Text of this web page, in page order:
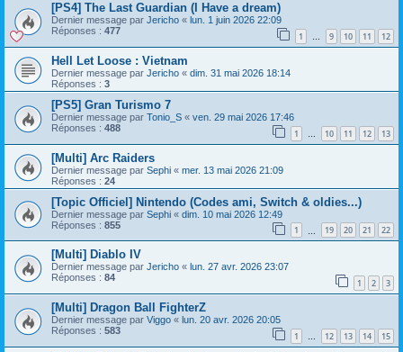
[PS4] The Last Guardian (I Have a dream)
Dernier message par Jericho « lun. 1 juin 2026 22:09
Réponses : 477 1 … 9 10 11 12
Hell Let Loose : Vietnam
Dernier message par Jericho « dim. 31 mai 2026 18:14
Réponses : 3
[PS5] Gran Turismo 7
Dernier message par Tonio_S « ven. 29 mai 2026 17:46
Réponses : 488 1 … 10 11 12 13
[Multi] Arc Raiders
Dernier message par Sephi « mer. 13 mai 2026 21:09
Réponses : 24
[Topic Officiel] Nintendo (Codes ami, Switch & oldies...)
Dernier message par Sephi « dim. 10 mai 2026 12:49
Réponses : 855 1 19 20 21 22
[Multi] Diablo IV
Dernier message par Jericho « lun. 27 avr. 2026 23:07
Réponses : 84 1 2 3
[Multi] Dragon Ball FighterZ
Dernier message par Viggo « lun. 20 avr. 2026 20:05
Réponses : 583 1 12 13 14 15